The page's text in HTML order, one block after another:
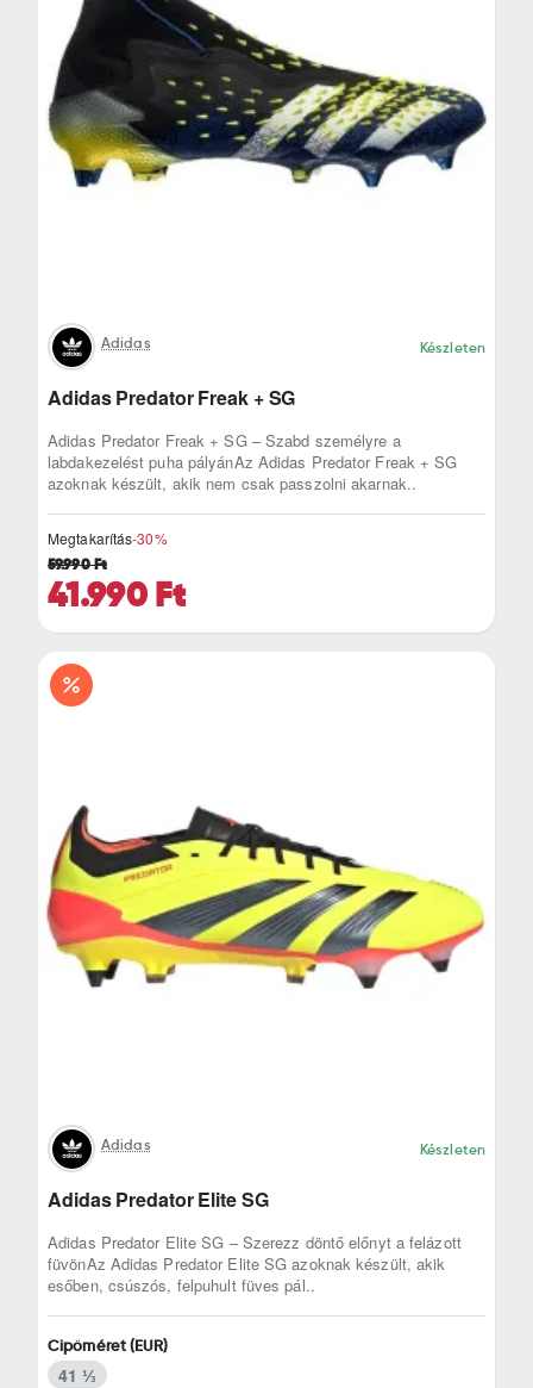
Adidas Készleten
Adidas Predator Freak + SG
Adidas Predator Freak + SG – Szabd személyre a
labdakezelést puha pályánAz Adidas Predator Freak + SG
azoknak készült, akik nem csak passzolni akarnak..
Megtakarítás-30%
41.990 Ft
59.990 Ft
Adidas Készleten
Adidas Predator Elite SG
Adidas Predator Elite SG – Szerezz döntő előnyt a felázott
füvönAz Adidas Predator Elite SG azoknak készült, akik
esőben, csúszós, felpuhult füves pál..
Cipőméret (EUR)
41 ⅓